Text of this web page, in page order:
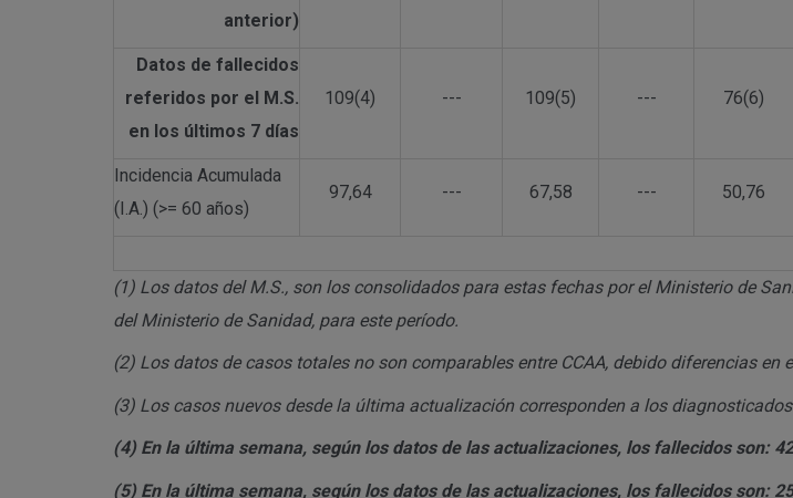
anterior)
Datos de fallecidos
referidos por el M.S.
en los últimos 7 días
109(4) --- 109(5) --- 76(6)
Incidencia Acumulada
(I.A.) (>= 60 años)
97,64 --- 67,58 --- 50,76
(1) Los datos del M.S., son los consolidados para estas fechas por el Ministerio de
del Ministerio de Sanidad, para este período.
(2) Los datos de casos totales no son comparables entre CCAA, debido diferencias
(3) Los casos nuevos desde la última actualización corresponden a los
(4) En la última semana, según los datos de las actualizaciones, los fallecidos son:
(5) En la última semana, según los datos de las actualizaciones, los fallecidos son: